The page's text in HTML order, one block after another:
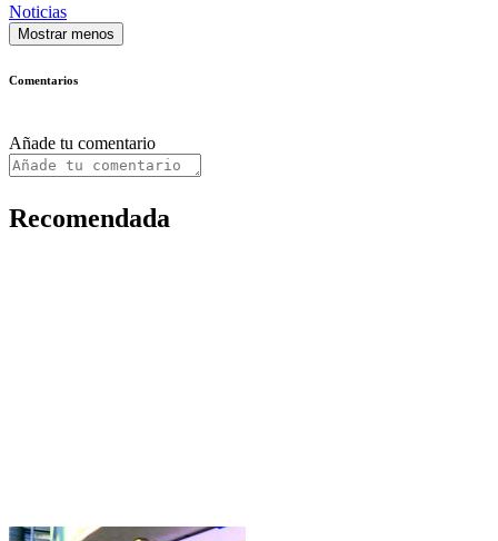
Noticias
Mostrar menos
Comentarios
Añade tu comentario
Recomendada